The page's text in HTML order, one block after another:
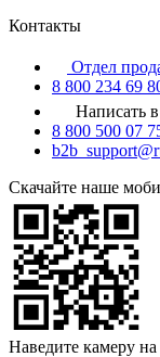
Контакты
Отдел
8 800 234 69
Написать
8 800 500 07
Скачайте наше
Наведите камеру